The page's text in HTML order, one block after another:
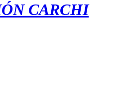
CARCHI